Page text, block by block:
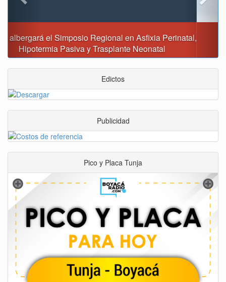
Reporte del tiempo en Boyacá para el sábado
Edictos
Publicidad
Pico y Placa Tunja